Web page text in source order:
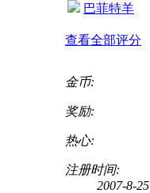
巴菲特羊
查看全部评分
金币:
奖励:
热心:
注册时间:
2007-8-25